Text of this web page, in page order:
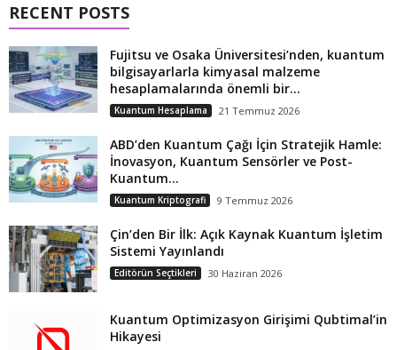
RECENT POSTS
Fujitsu ve Osaka Üniversitesi’nden, kuantum
bilgisayarlarla kimyasal malzeme
hesaplamalarında önemli bir...
Kuantum Hesaplama 21 Temmuz 2026
ABD’den Kuantum Çağı İçin Stratejik Hamle:
İnovasyon, Kuantum Sensörler ve Post-
Kuantum...
Kuantum Kriptografi 9 Temmuz 2026
Çin’den Bir İlk: Açık Kaynak Kuantum İşletim
Sistemi Yayınlandı
Editörün Seçtikleri 30 Haziran 2026
Kuantum Optimizasyon Girişimi Qubtimal’in
Hikayesi